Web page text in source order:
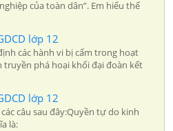
của toàn dân”. Em hiểu thế
lớp 12
các hành vi bị cấm trong hoạt
truyền phá hoại khối đại đoàn kết
lớp 12
câu sau đây:Quyền tự do kinh
là: